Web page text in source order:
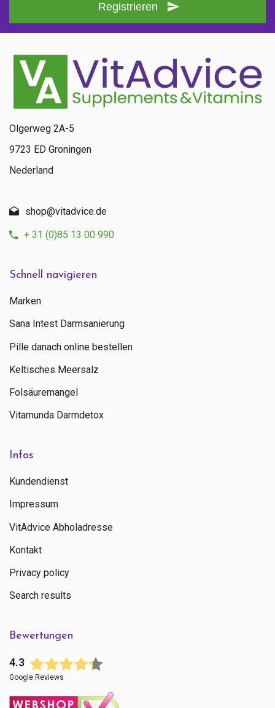
Registrieren
Schnell navigieren
Marken
Sana Intest Darmsanierung
Pille danach online bestellen
Keltisches Meersalz
Folsäuremangel
Vitamunda Darmdetox
Infos
Kundendienst
Impressum
VitAdvice Abholadresse
Kontakt
Privacy policy
Search results
Bewertungen
4.3
Google Reviews
Olgerweg 2A-5
9723 ED Groningen
Nederland
shop@vitadvice.de
+ 31 (0)85 13 00 990